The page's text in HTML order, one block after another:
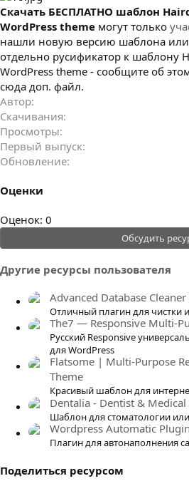
а
и
я
Cкачать БЕСПЛАТНО шаблон
WordPress theme могут только
нашли новую версию шаблона
отдельно русификатор к шаблону
WordPress theme - сообщите об
сюда доп. файл.
Автор
Скачивания
Просмотры
Первый выпуск
Обновление
Оценки
0
.
0
0
з
Оценок: 0
Обсудить
Другие ресурсы пользователя
Advanced Database
Отличный плагин для чистки
The7 — Responsive Multi-
Русский Responsive
для WordPress
Flatsome | Multi-Purpose
Theme
Красивый шаблон для
Dentalia - Dentist &
Шаблон для стоматологии
Wordpress Automatic Plugin
Плагин для автонаполнения
Поделиться ресурсом